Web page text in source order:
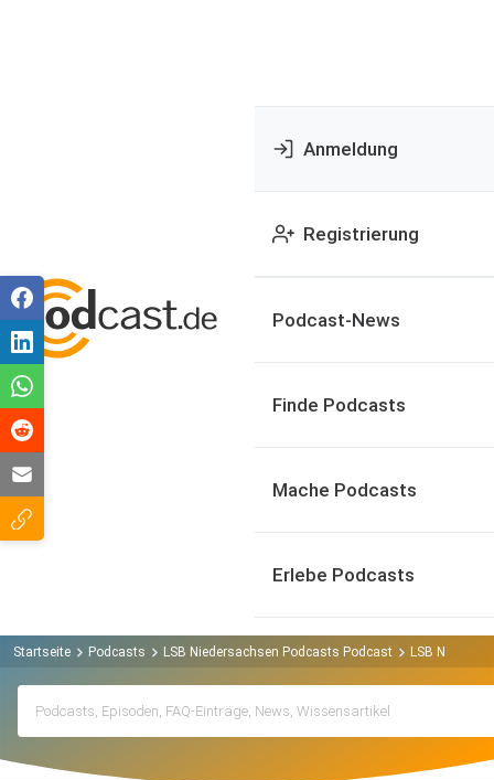
Anmeldung
Registrierung
Podcast-News
Finde Podcasts
Mache Podcasts
Erlebe Podcasts
Startseite Podcasts LSB Niedersachsen Podcasts Podcast LSB